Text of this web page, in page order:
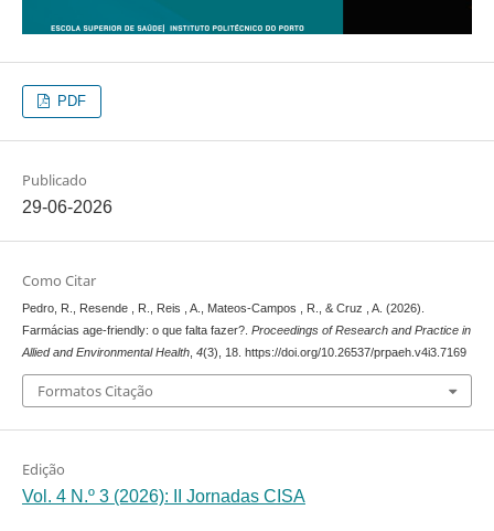
PDF
Publicado
29-06-2026
Como Citar
Pedro, R., Resende , R., Reis , A., Mateos-Campos , R., & Cruz , A. (2026).
Farmácias age-friendly: o que falta fazer?. Proceedings of Research and Practice in
Allied and Environmental Health, 4(3), 18. https://doi.org/10.26537/prpaeh.v4i3.7169
Formatos Citação
Edição
Vol. 4 N.º 3 (2026): II Jornadas CISA